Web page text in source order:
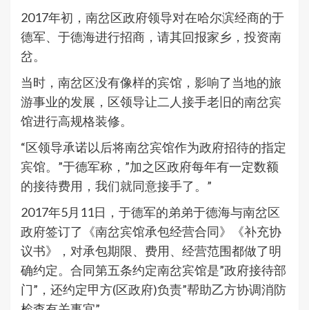
2017年初，南岔区政府领导对在哈尔滨经商的于
德军、于德海进行招商，请其回报家乡，投资南
岔。
当时，南岔区没有像样的宾馆，影响了当地的旅
游事业的发展，区领导让二人接手老旧的南岔宾
馆进行高规格装修。
“区领导承诺以后将南岔宾馆作为政府招待的指定
宾馆。”于德军称，”加之区政府每年有一定数额
的接待费用，我们就同意接手了。”
2017年5月11日，于德军的弟弟于德海与南岔区
政府签订了《南岔宾馆承包经营合同》《补充协
议书》，对承包期限、费用、经营范围都做了明
确约定。合同第五条约定南岔宾馆是”政府接待部
门”，还约定甲方(区政府)负责”帮助乙方协调消防